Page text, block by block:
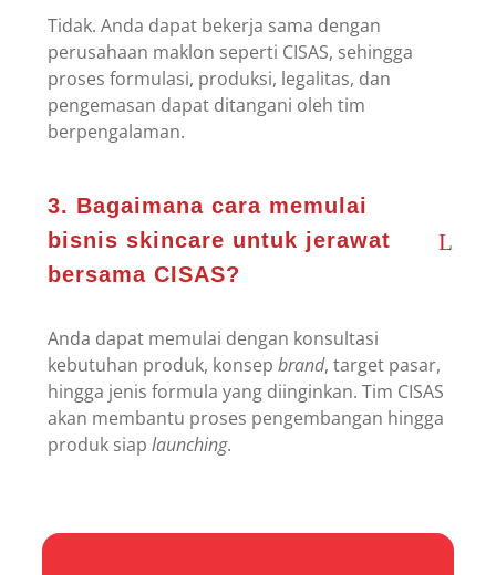
Tidak. Anda dapat bekerja sama dengan
perusahaan maklon seperti CISAS, sehingga
proses formulasi, produksi, legalitas, dan
pengemasan dapat ditangani oleh tim
berpengalaman.
3. Bagaimana cara memulai
bisnis skincare untuk jerawat
bersama CISAS?
Anda dapat memulai dengan konsultasi
kebutuhan produk, konsep brand, target pasar,
hingga jenis formula yang diinginkan. Tim CISAS
akan membantu proses pengembangan hingga
produk siap launching.